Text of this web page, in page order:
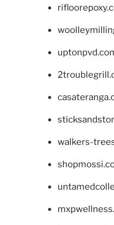
walkers-